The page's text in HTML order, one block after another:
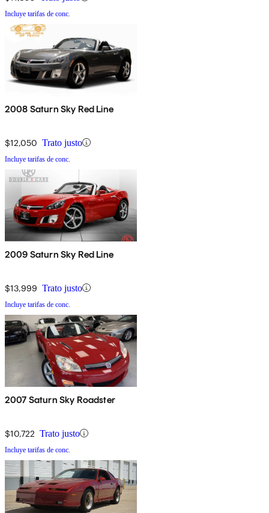
Incluye tarifas de conc.
2008 Saturn Sky Red Line
$12,050 Trato justo
Incluye tarifas de conc.
2009 Saturn Sky Red Line
$13,999 Trato justo
Incluye tarifas de conc.
2007 Saturn Sky Roadster
$10,722 Trato justo
Incluye tarifas de conc.